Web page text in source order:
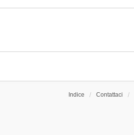
Indice Contattaci